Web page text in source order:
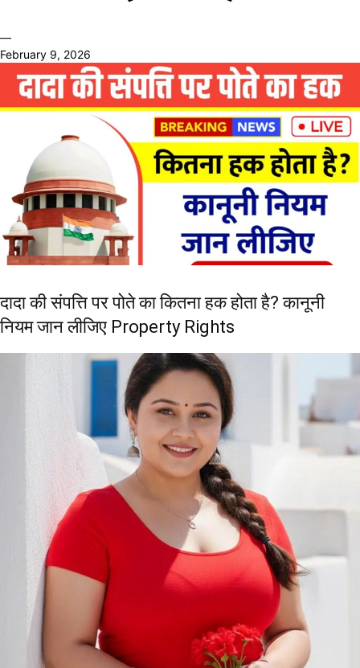
—
February 9, 2026
दादा की संपत्ति पर पोते का कितना हक होता है? कानूनी
नियम जान लीजिए Property Rights